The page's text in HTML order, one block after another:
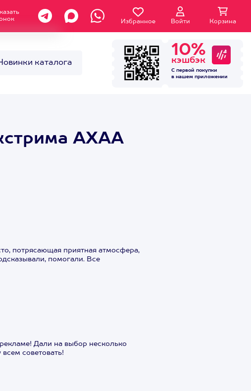
Избранное Войти Корзина
каталога
10%
кэшбэк
С первой покупки
в нашем приложении
АХАА
потрясающая приятная атмосфера,
помогали. Все
Дали на выбор несколько
советовать!